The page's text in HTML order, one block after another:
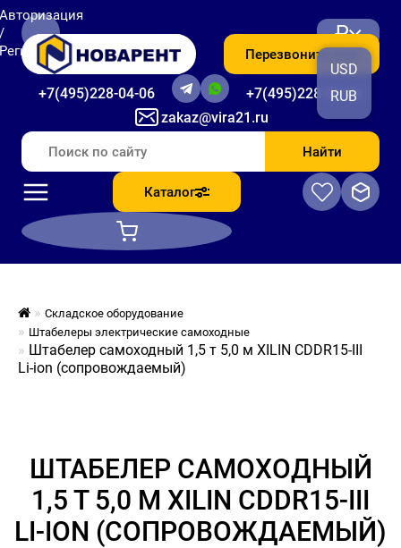
zakaz@vira21.ru
+7(495)228-04-06 +7(495)228-06-56
Перезвоните мне
₽
USD
RUB
Найти
Каталог
Складское оборудование
Штабелеры электрические самоходные
Штабелер самоходный 1,5 т 5,0 м XILIN CDDR15-III
Li-ion (сопровождаемый)
ШТАБЕЛЕР САМОХОДНЫЙ
1,5 Т 5,0 М XILIN CDDR15-III
LI-ION (СОПРОВОЖДАЕМЫЙ)